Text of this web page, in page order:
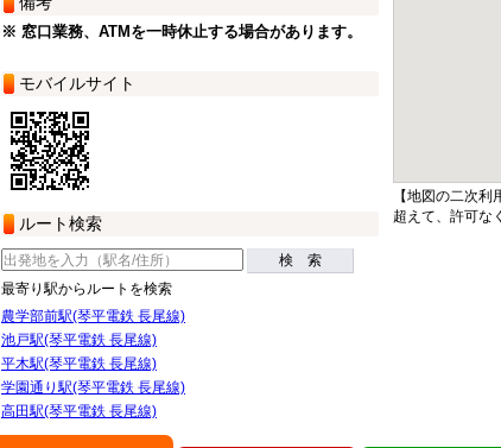
※ 窓口業務、ATMを一時休止する場合があります。
モバイルサイト
ルート検索
検 索
最寄り駅からルートを検索
農学部前駅(琴平電鉄 長尾線)
池戸駅(琴平電鉄 長尾線)
平木駅(琴平電鉄 長尾線)
学園通り駅(琴平電鉄 長尾線)
高田駅(琴平電鉄 長尾線)
【地図の二次
超えて、許可な